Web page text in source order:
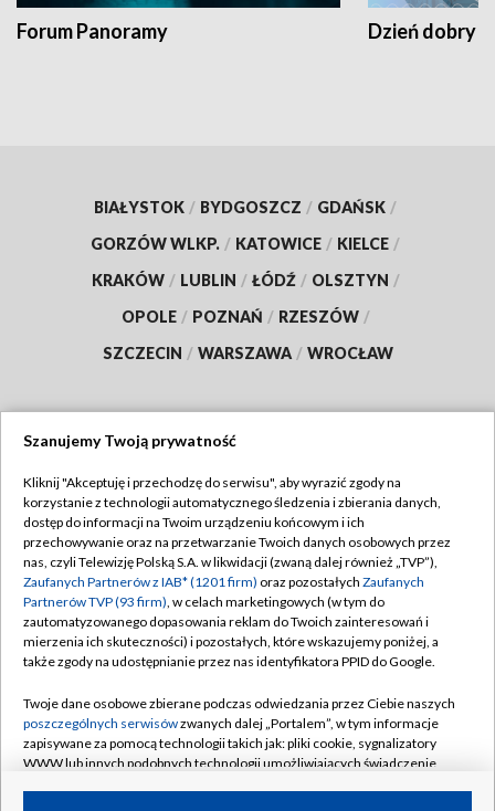
Forum Panoramy Dzień dobry
BIAŁYSTOK / BYDGOSZCZ / GDAŃSK /
GORZÓW WLKP. / KATOWICE / KIELCE /
KRAKÓW / LUBLIN / ŁÓDŹ / OLSZTYN /
OPOLE / POZNAŃ / RZESZÓW /
SZCZECIN / WARSZAWA / WROCŁAW
TVP
Abonament TVP
Emisja w TVP
Centrum informacji TVP
Naziemna Telewizja Cyfrowa
Rada Programowa
System NOS
Informacje o nadawcy
Regulamin TVP
Polityka prywatności
Moje zgody
Pomoc
Kontakt
Kanały
Szanujemy Twoją prywatność
Kliknij "Akceptuję i przechodzę do serwisu", aby wyrazić zgody na
korzystanie z technologii automatycznego śledzenia i zbierania danych,
dostęp do informacji na Twoim urządzeniu końcowym i ich
przechowywanie oraz na przetwarzanie Twoich danych osobowych przez
nas, czyli Telewizję Polską S.A. w likwidacji (zwaną dalej również „TVP”),
Zaufanych Partnerów z IAB* (1201 firm) oraz pozostałych Zaufanych
Partnerów TVP (93 firm), w celach marketingowych (w tym do
zautomatyzowanego dopasowania reklam do Twoich zainteresowań i
mierzenia ich skuteczności) i pozostałych, które wskazujemy poniżej, a
także zgody na udostępnianie przez nas identyfikatora PPID do Google.
Twoje dane osobowe zbierane podczas odwiedzania przez Ciebie naszych
poszczególnych serwisówzwanych dalej „Portalem”, w tym informacje
zapisywane za pomocą technologii takich jak: pliki cookie, sygnalizatory
WWW lub innych podobnych technologii umożliwiających świadczenie